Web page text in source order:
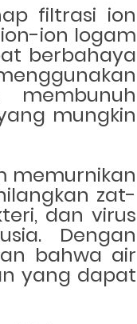
filtrasi ion
ion logam
berbahaya
mungkin
memurnikan
zat-
dan virus
Dengan
bahwa air
yang dapat